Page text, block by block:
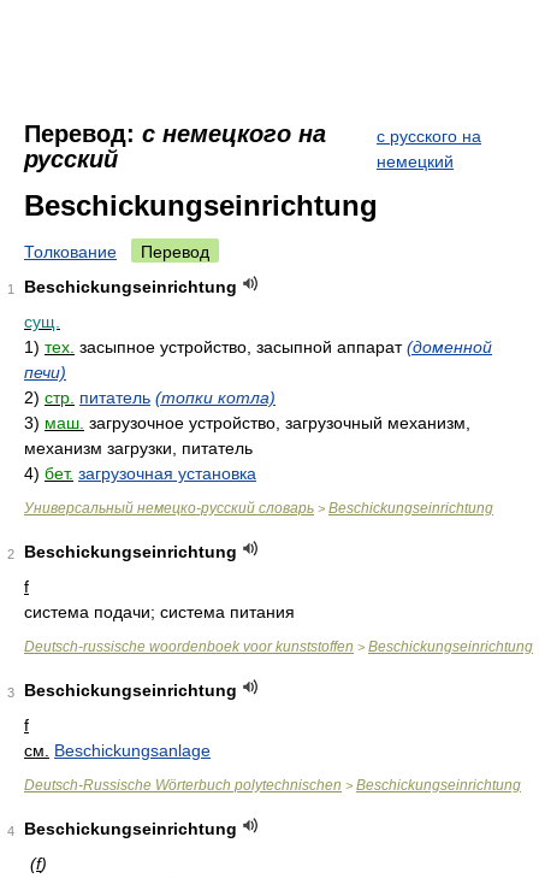
Перевод: с немецкого на
русский
с русского на
немецкий
Beschickungseinrichtung
Толкование Перевод
1
Beschickungseinrichtung
сущ.
1) тех. засыпное устройство, засыпной аппарат(доменной
печи)
2) стр. питатель (топки котла)
3) маш. загрузочное устройство, загрузочный механизм,
механизм загрузки, питатель
4) бет. загрузочная установка
Универсальный немецко-русский словарь > Beschickungseinrichtung
2
Beschickungseinrichtung
f
система подачи; система питания
Deutsch-russische woordenboek voor kunststoffen > Beschickungseinrichtung
3
Beschickungseinrichtung
f
см.
Beschickungsanlage
Deutsch-Russische Wörterbuch polytechnischen > Beschickungseinrichtung
4
Beschickungseinrichtung
(f)